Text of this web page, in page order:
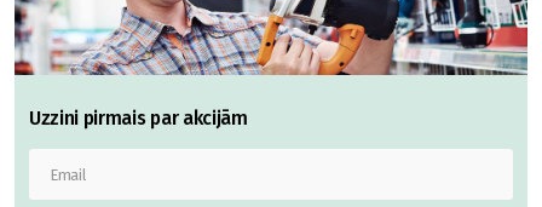
Uzzini pirmais par akcijām